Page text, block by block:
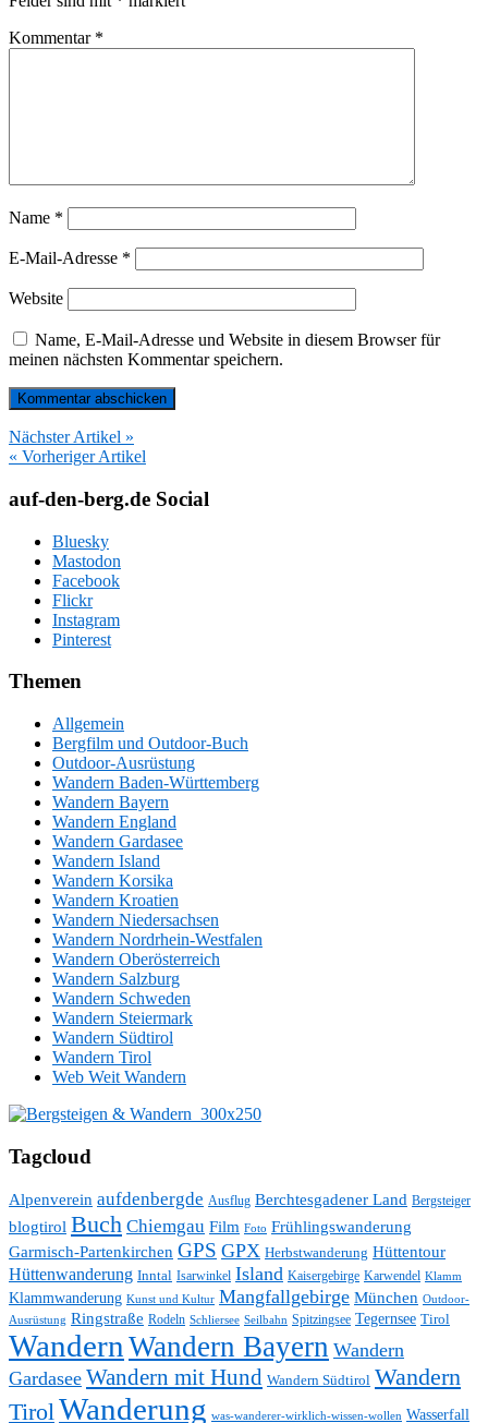
Kommentar *
Name *
E-Mail-Adresse *
Website
Name, E-Mail-Adresse und Website in diesem Browser für
meinen nächsten Kommentar speichern.
Nächster Artikel »
« Vorheriger Artikel
auf-den-berg.de Social
Bluesky
Mastodon
Facebook
Flickr
Instagram
Pinterest
Themen
Allgemein
Bergfilm und Outdoor-Buch
Outdoor-Ausrüstung
Wandern Baden-Württemberg
Wandern Bayern
Wandern England
Wandern Gardasee
Wandern Island
Wandern Korsika
Wandern Kroatien
Wandern Niedersachsen
Wandern Nordrhein-Westfalen
Wandern Oberösterreich
Wandern Salzburg
Wandern Schweden
Wandern Steiermark
Wandern Südtirol
Wandern Tirol
Web Weit Wandern
Tagcloud
Alpenverein aufdenbergde Ausflug Berchtesgadener Land Bergsteiger
blogtirol Buch Chiemgau Film Foto Frühlingswanderung
Garmisch-Partenkirchen GPS GPX Herbstwanderung Hüttentour
Hüttenwanderung Inntal Isarwinkel Island Kaisergebirge Karwendel Klamm
Klammwanderung Kunst und Kultur Mangfallgebirge München Outdoor-
Ausrüstung Ringstraße Rodeln Schliersee Seilbahn Spitzingsee Tegernsee Tirol
WandernWandern Bayern Wandern
Gardasee Wandern mit Hund Wandern Südtirol Wandern
TirolWanderung was-wanderer-wirklich-wissen-wollen Wasserfall